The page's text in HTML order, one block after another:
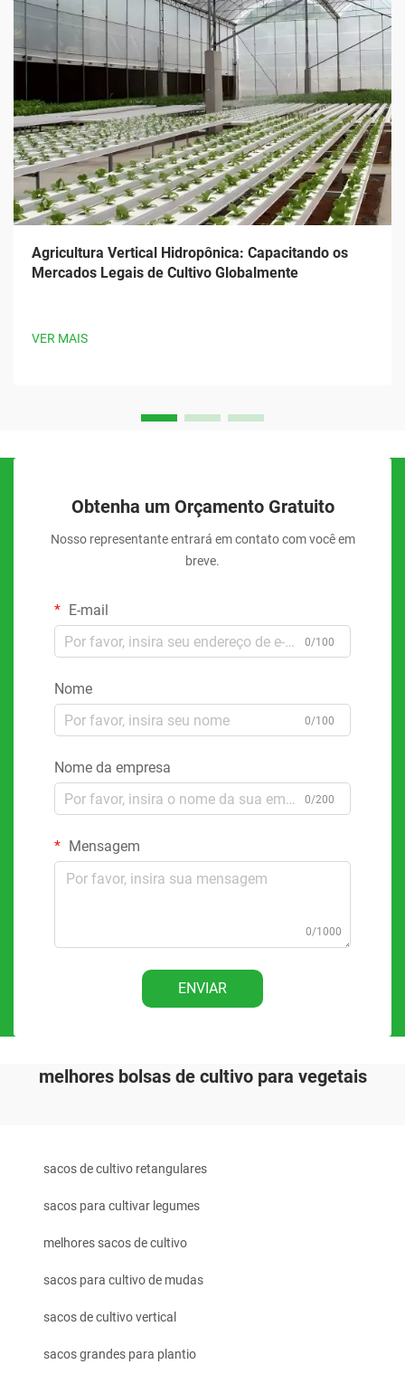
Agricultura Vertical Hidropônica: Capacitando os
Mercados Legais de Cultivo Globalmente
VER MAIS
Obtenha um Orçamento Gratuito
Nosso representante entrará em contato com você em
breve.
E-mail
0/100
Nome
0/100
Nome da empresa
0/200
Mensagem
0/1000
ENVIAR
melhores bolsas de cultivo para vegetais
sacos de cultivo retangulares
sacos para cultivar legumes
melhores sacos de cultivo
sacos para cultivo de mudas
sacos de cultivo vertical
sacos grandes para plantio